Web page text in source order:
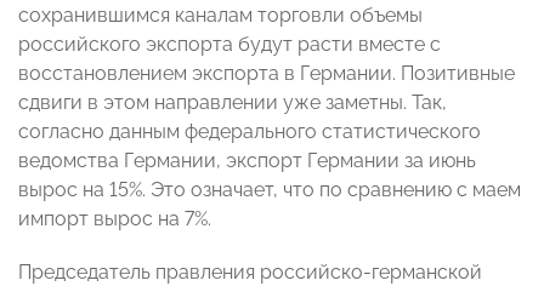
сохранившимся каналам торговли объемы
российского экспорта будут расти вместе с
восстановлением экспорта в Германии. Позитивные
сдвиги в этом направлении уже заметны. Так,
согласно данным федерального статистического
ведомства Германии, экспорт Германии за июнь
вырос на 15%. Это означает, что по сравнению с маем
импорт вырос на 7%.
Председатель правления российско-германской